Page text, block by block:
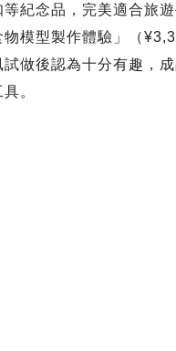
紀念品，完美適合旅
物模型製作體驗」（
做後認為十分有趣，
。